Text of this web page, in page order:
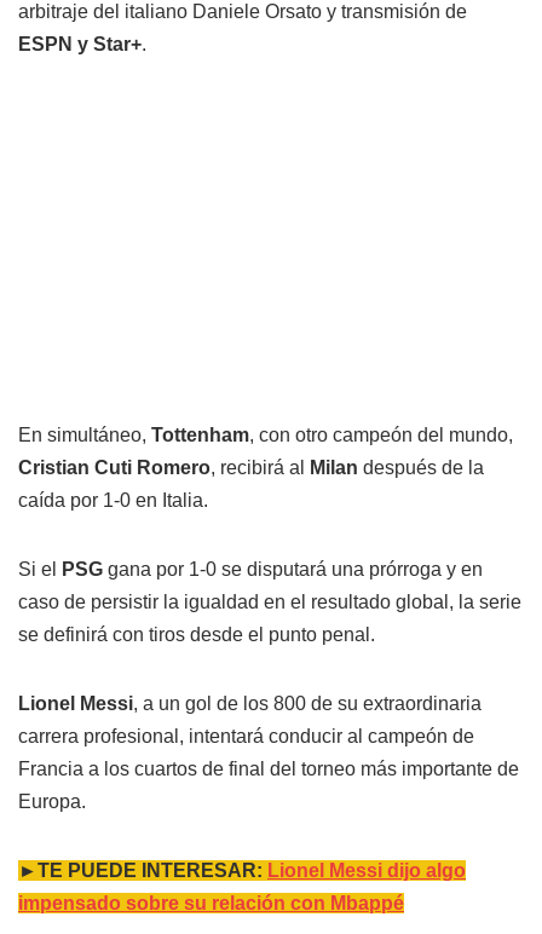
arbitraje del italiano Daniele Orsato y transmisión de
ESPN y Star+.
En simultáneo, Tottenham, con otro campeón del mundo,
Cristian Cuti Romero, recibirá al Milan después de la
caída por 1-0 en Italia.
Si el PSG gana por 1-0 se disputará una prórroga y en
caso de persistir la igualdad en el resultado global, la serie
se definirá con tiros desde el punto penal.
Lionel Messi, a un gol de los 800 de su extraordinaria
carrera profesional, intentará conducir al campeón de
Francia a los cuartos de final del torneo más importante de
Europa.
►TE PUEDE INTERESAR: Lionel Messi dijo algo
impensado sobre su relación con Mbappé